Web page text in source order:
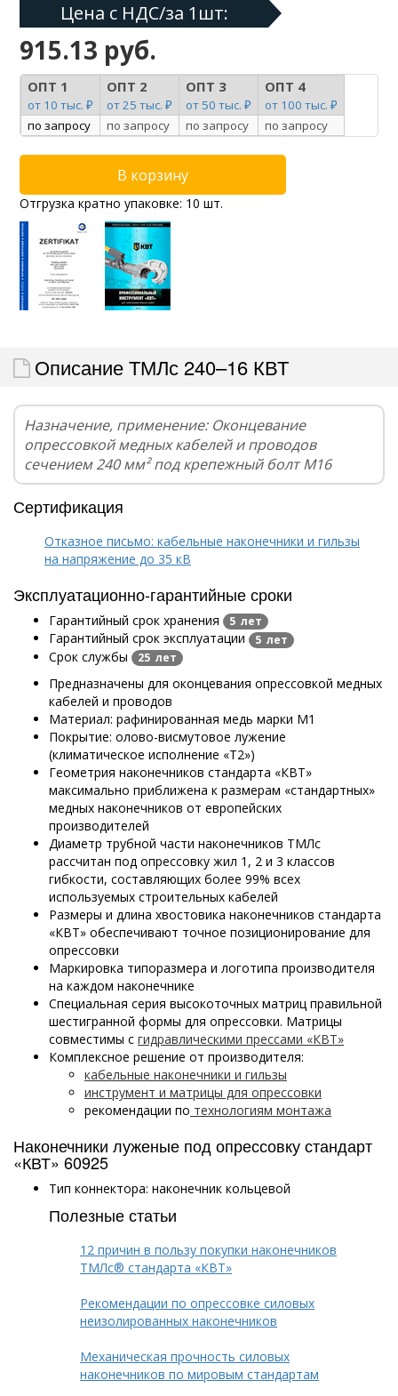
Цена с НДС/за 1шт:
915.13 руб.
ОПТ 1
от 10 тыс. ₽
ОПТ 2
от 25 тыс. ₽
ОПТ 3
от 50 тыс. ₽
ОПТ 4
от 100 тыс. ₽
по запросу
по запросу по запросу по запросу
Отгрузка кратно упаковке: 10 шт.
Описание ТМЛс 240–16 КВТ
Назначение, применение: Оконцевание
опрессовкой медных кабелей и проводов
сечением 240 мм² под крепежный болт М16
Сертификация
Отказное письмо: кабельные наконечники и гильзы
на напряжение до 35 кВ
Эксплуатационно-гарантийные сроки
Гарантийный срок хранения 5 лет
Гарантийный срок эксплуатации 5 лет
Срок службы 25 лет
Предназначены для оконцевания опрессовкой медных
кабелей и проводов
Материал: рафинированная медь марки М1
Покрытие: олово-висмутовое лужение
(климатическое исполнение «Т2»)
Геометрия наконечников стандарта «КВТ»
максимально приближена к размерам «стандартных»
медных наконечников от европейских
производителей
Диаметр трубной части наконечников ТМЛс
рассчитан под опрессовку жил 1, 2 и 3 классов
гибкости, составляющих более 99% всех
используемых строительных кабелей
Размеры и длина хвостовика наконечников стандарта
«КВТ» обеспечивают точное позиционирование для
опрессовки
Маркировка типоразмера и логотипа производителя
на каждом наконечнике
Специальная серия высокоточных матриц правильной
шестигранной формы для опрессовки. Матрицы
совместимы с гидравлическими прессами «КВТ»
Комплексное решение от производителя:
кабельные наконечники и гильзы
инструмент и матрицы для опрессовки
рекомендации по технологиям монтажа
Наконечники луженые под опрессовку стандарт
«КВТ» 60925
Тип коннектора: наконечник кольцевой
Полезные статьи
12 причин в пользу покупки наконечников
ТМЛс® стандарта «КВТ»
Рекомендации по опрессовке силовых
неизолированных наконечников
Механическая прочность силовых
наконечников по мировым стандартам